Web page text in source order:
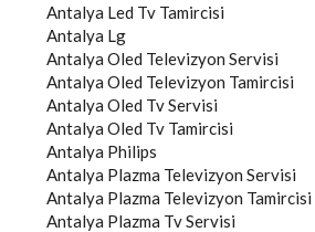
Antalya Led Tv Tamircisi
Antalya Lg
Antalya Oled Televizyon Servisi
Antalya Oled Televizyon Tamircisi
Antalya Oled Tv Servisi
Antalya Oled Tv Tamircisi
Antalya Philips
Antalya Plazma Televizyon Servisi
Antalya Plazma Televizyon Tamircisi
Antalya Plazma Tv Servisi